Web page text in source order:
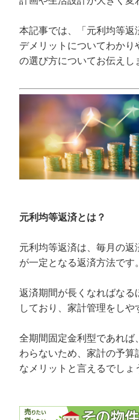
本記事では、「元利均等返
デメリットについてわか
の選び方についてお伝えし
元利均等返済とは？
元利均等返済は、毎月の
が一定となる返済方法です。
返済期間が長くなればなる
しており、家計管理をしや
全期間固定金利型であれ
わらないため、家計の予算
なメリットと言えるでしょ